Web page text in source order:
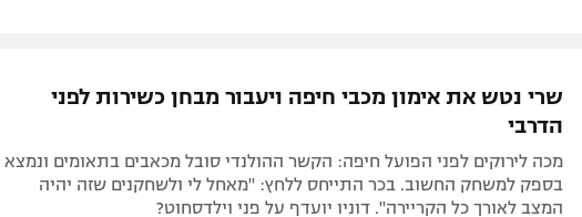
שרי נטש את אימון מכבי חיפה ויעבור מבחן כשירות לפני
הדרבי
מכה לירוקים לפני הפועל חיפה: הקשר ההולנדי סובל מכאבים בתאומים ונמצא
בספק למשחק החשוב. בכר התייחס ללחץ: "מאחל לי ולשחקנים שזה יהיה
המצב לאורך כל הקריירה". דוניו יועדף על פני וילדסחוט?